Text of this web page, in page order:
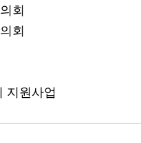
회
회
원사업